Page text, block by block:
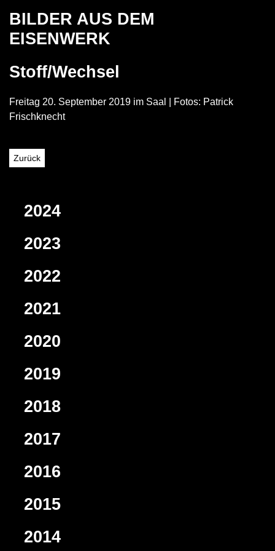
BILDER AUS DEM
EISENWERK
Stoff/Wechsel
Freitag 20. September 2019 im Saal | Fotos: Patrick
Frischknecht
Zurück
2024
2023
2022
2021
2020
2019
2018
2017
2016
2015
2014